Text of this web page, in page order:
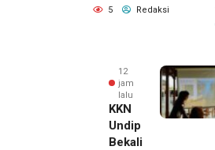
5 Redaksi
12
jam
lalu
KKN
Undip
Bekali